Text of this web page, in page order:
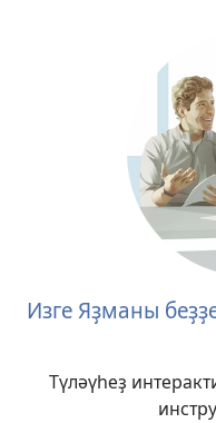
Изге Яҙманы
Түләүһеҙ